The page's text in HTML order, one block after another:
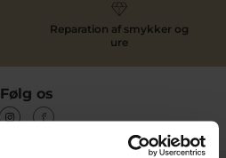
Reparation af smykker og
ure
Følg os